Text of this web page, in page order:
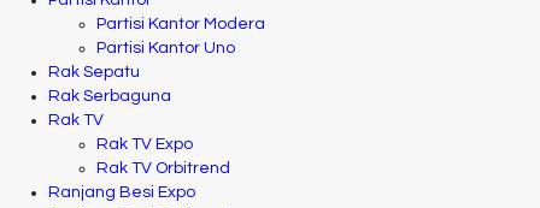
Partisi Kantor Modera
Partisi Kantor Uno
Rak Sepatu
Rak Serbaguna
Rak TV
Rak TV Expo
Rak TV Orbitrend
Ranjang Besi Expo